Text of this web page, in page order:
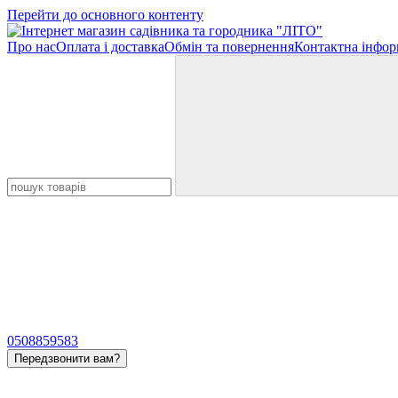
Перейти до основного контенту
Про насОплата і доставкаОбмін та поверненняКонтактна
0508859583
Передзвонити вам?